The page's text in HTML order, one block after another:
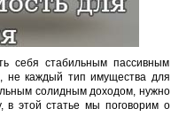
себя стабильным пассивным
не каждый тип имущества для
солидным доходом, нужно
в этой статье мы поговорим о